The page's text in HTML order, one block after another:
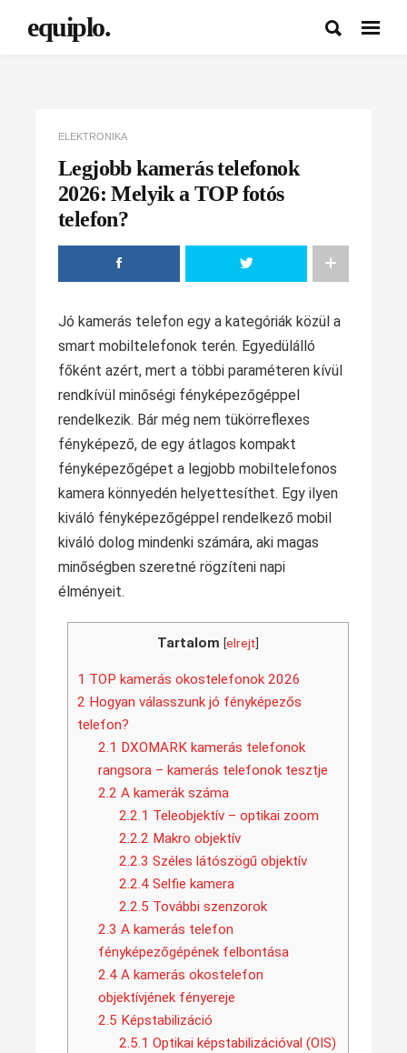
equiplo.
ELEKTRONIKA
Legjobb kamerás telefonok
2026: Melyik a TOP fotós
telefon?
Jó kamerás telefon egy a kategóriák közül a
smart mobiltelefonok terén. Egyedülálló
főként azért, mert a többi paraméteren kívül
rendkívül minőségi fényképezőgéppel
rendelkezik. Bár még nem tükörreflexes
fényképező, de egy átlagos kompakt
fényképezőgépet a legjobb mobiltelefonos
kamera könnyedén helyettesíthet. Egy ilyen
kiváló fényképezőgéppel rendelkező mobil
kiváló dolog mindenki számára, aki magas
minőségben szeretné rögzíteni napi
élményeit.
Tartalom [elrejt]
1 TOP kamerás okostelefonok 2026
2 Hogyan válasszunk jó fényképezős
telefon?
2.1 DXOMARK kamerás telefonok
rangsora – kamerás telefonok tesztje
2.2 A kamerák száma
2.2.1 Teleobjektív – optikai zoom
2.2.2 Makro objektív
2.2.3 Széles látószögű objektív
2.2.4Selfie kamera
2.2.5 További szenzorok
2.3 A kamerás telefon
fényképezőgépének felbontása
2.4A kamerás okostelefon
objektívjének fényereje
2.5 Képstabilizáció
2.5.1 Optikai képstabilizációval (OIS)